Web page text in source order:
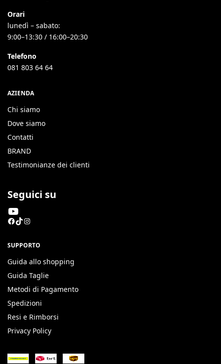
Orari
lunedì – sabato:
9:00–13:30 / 16:00–20:30
Telefono
081 803 64 64
AZIENDA
Chi siamo
Dove siamo
Contatti
BRAND
Testimonianze dei clienti
Seguici su
SUPPORTO
Guida allo shopping
Guida Taglie
Metodi di Pagamento
Spedizioni
Resi e Rimborsi
Privacy Policy